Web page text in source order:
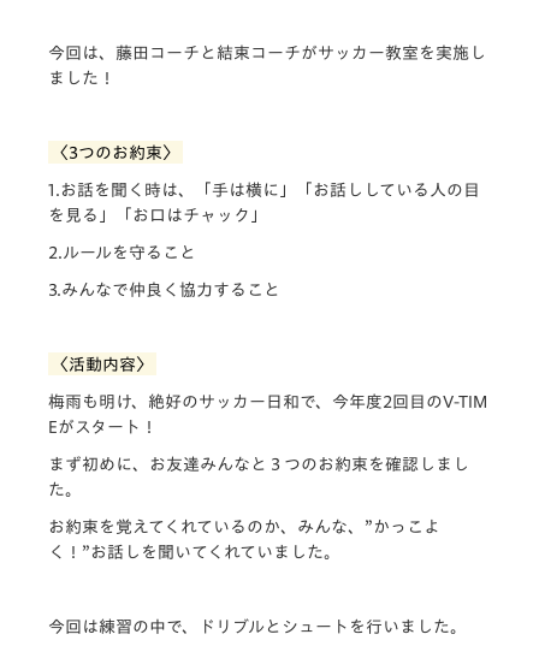
今回は、藤田コーチと結束コーチがサッカー教室を実施し
ました！
〈3つのお約束〉
1.お話を聞く時は、「手は横に」「お話ししている人の目
を見る」「お口はチャック」
2.ルールを守ること
3.みんなで仲良く協力すること
〈活動内容〉
梅雨も明け、絶好のサッカー日和で、今年度2回目のV-TIM
Eがスタート！
まず初めに、お友達みんなと３つのお約束を確認しまし
た。
お約束を覚えてくれているのか、みんな、”かっこよ
く！”お話しを聞いてくれていました。
今回は練習の中で、ドリブルとシュートを行いました。